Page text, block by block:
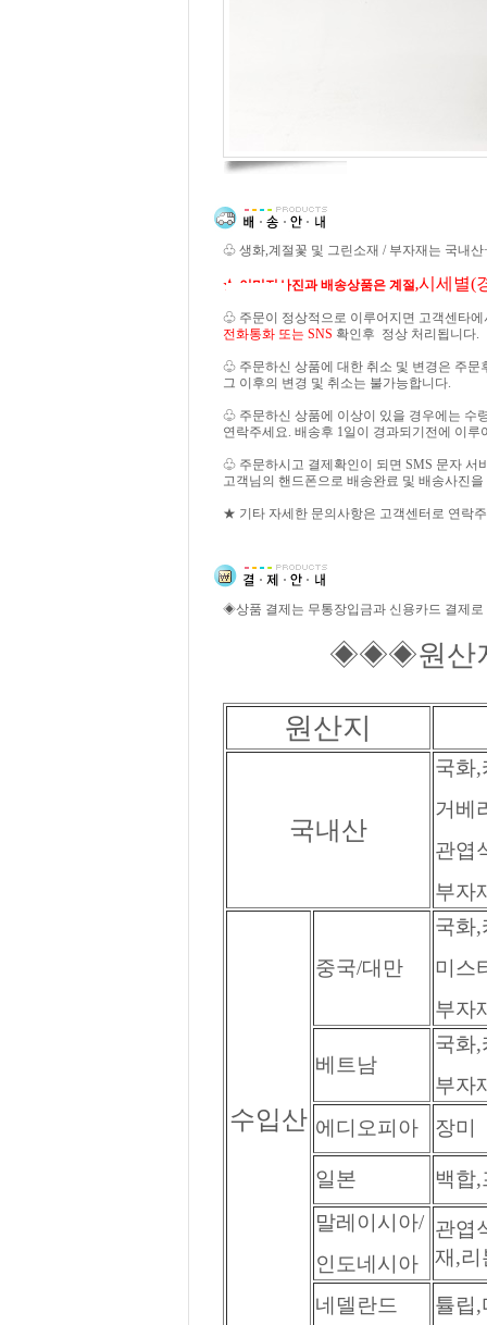
♧ 생화,계절꽃 및 그린소재 / 부자재는 국내산
★ 이미지사진과 배송상품은 계절,시세별(
♧ 주문이 정상적으로 이루어지면 고객센타
전화통화 또는 SNS 확인후 정상 처리됩니다.
♧ 주문하신 상품에 대한 취소 및 변경은 주문
그 이후의 변경 및 취소는 불가능합니다.
♧ 주문하신 상품에 이상이 있을 경우에는 수
연락주세요. 배송후 1일이 경과되기전에 이루
♧ 주문하시고 결제확인이 되면 SMS 문자 서
고객님의 핸드폰으로 배송완료 및 배송사진
★ 기타 자세한 문의사항은 고객센터로 연락
◈상품 결제는 무통장입금과 신용카드 결제로
◈◈◈원산지
원산지
국내산
국화
거베
관엽
부자
수입산
중국/대만
국화
미스
부자
베트남
국화
부자
에디오피아
장미
일본
백합
말레이시아/
인도네시아
관엽
재,리
네델란드 튤립